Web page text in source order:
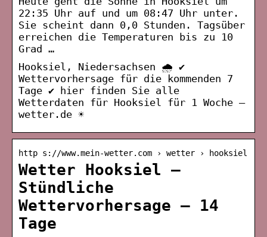
22:35 Uhr auf und um 08:47 Uhr unter.
Sie scheint dann 0,0 Stunden. Tagsüber
erreichen die Temperaturen bis zu 10
Grad …
Hooksiel, Niedersachsen 🌧️ ✔
Wettervorhersage für die kommenden 7
Tage ✔ hier finden Sie alle
Wetterdaten für Hooksiel für 1 Woche –
wetter.de ☀
http s://www.mein-wetter.com › wetter › hooksiel
Wetter Hooksiel –
Stündliche
Wettervorhersage – 14
Tage